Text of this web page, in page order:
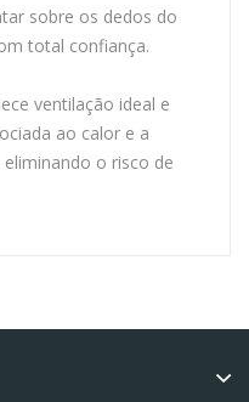
sobre os dedos do
total confiança.
ventilação ideal e
ao calor e a
o risco de